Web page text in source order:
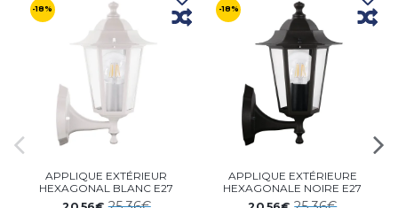
-18%
APPLIQUE EXTÉRIEUR
HEXAGONAL BLANC E27
-18%
APPLIQUE EXTÉRIEURE
HEXAGONALE NOIRE E27